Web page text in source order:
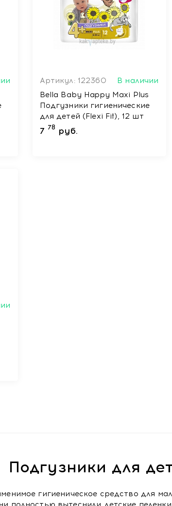
Артикул: 122360
В наличии
Bella Baby Happy Maxi Plus
Подгузники гигиенические
для детей (Flexi Fit), 12 шт
7 78 руб.
Подгузники для
гигиеническое средство для